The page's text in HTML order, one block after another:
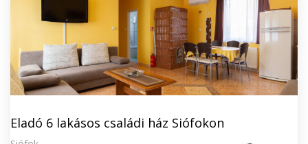
Eladó 6 lakásos családi ház Siófokon